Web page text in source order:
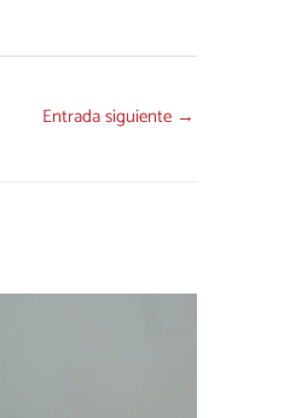
Entrada siguiente →